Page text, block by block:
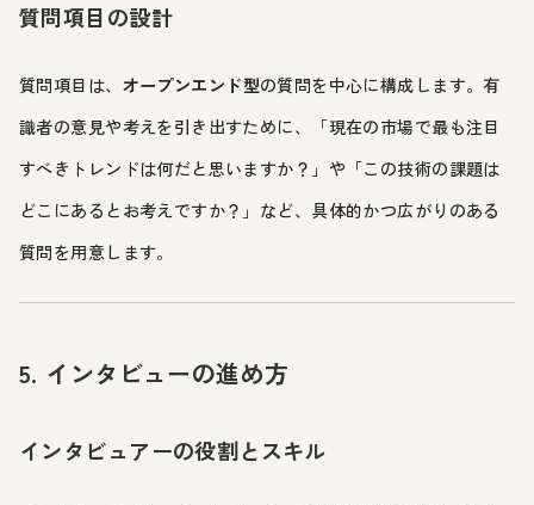
質問項目の設計
質問項目は、 オープンエンド型の質問を中心に構成します。有
識者の意見や考えを引き出すために、「現在の市場で最も注目
すべきトレンドは何だと思いますか？」や「この技術の課題は
どこにあるとお考えですか？」など、具体的かつ広がりのある
質問を用意します。
5. インタビューの進め方
インタビュアーの役割とスキル